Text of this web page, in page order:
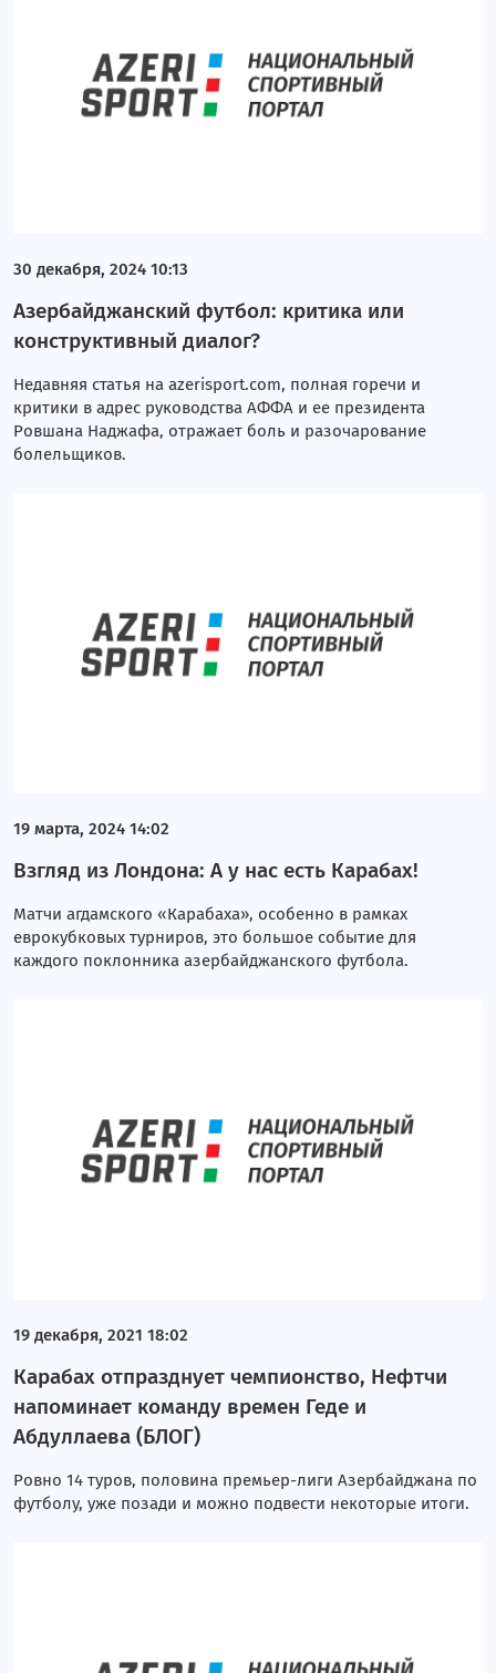
30 декабря, 2024 10:13
Азербайджанский футбол: критика или
конструктивный диалог?
Недавняя статья на azerisport.com, полная горечи и
критики в адрес руководства АФФА и ее президента
Ровшана Наджафа, отражает боль и разочарование
болельщиков.
19 марта, 2024 14:02
Взгляд из Лондона: А у нас есть Карабах!
Матчи агдамского «Карабаха», особенно в рамках
еврокубковых турниров, это большое событие для
каждого поклонника азербайджанского футбола.
19 декабря, 2021 18:02
Карабах отпразднует чемпионство, Нефтчи
напоминает команду времен Геде и
Абдуллаева (БЛОГ)
Ровно 14 туров, половина премьер-лиги Азербайджана по
футболу, уже позади и можно подвести некоторые итоги.